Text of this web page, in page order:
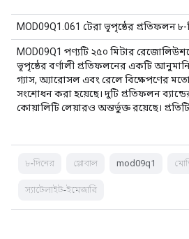
MOD09Q1.061 টেরা ভূপৃষ্ঠের প্রতিফলন ৮-
MOD09Q1 পণ্যটি ২৫০ মিটার
ভূপৃষ্ঠের বর্ণালী প্রতিফলনের একটি
গ্যাস, অ্যারোসল এবং রেলে বিক্ষেপণের
সংশোধন করা হয়েছে। দুটি প্রতিফলন
কোয়ালিটি লেয়ারও অন্তর্ভুক্ত রয়েছে।
৮-দিনের গ্লোবাল mod09q1
স্যাটেলাইট-ইমেজারি